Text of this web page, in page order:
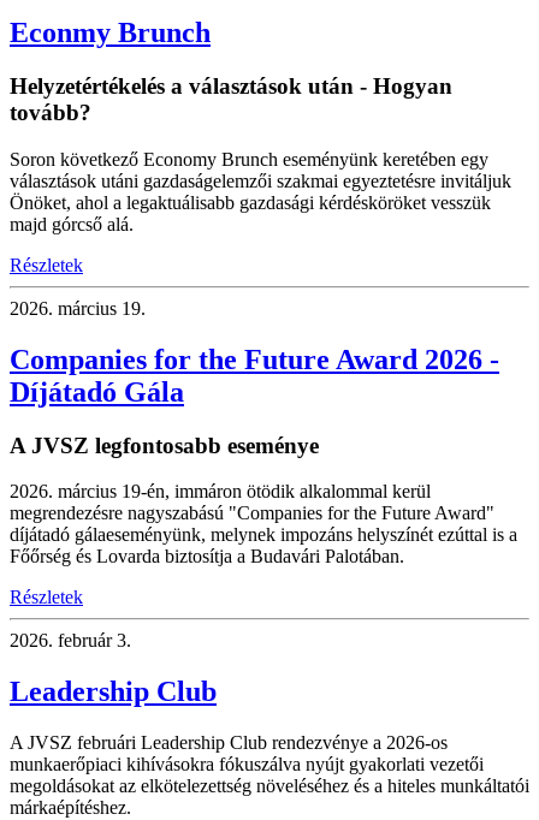
Econmy Brunch
Helyzetértékelés a választások után - Hogyan
tovább?
Soron következő Economy Brunch eseményünk keretében egy
választások utáni gazdaságelemzői szakmai egyeztetésre invitáljuk
Önöket, ahol a legaktuálisabb gazdasági kérdésköröket vesszük
majd górcső alá.
Részletek
2026. március 19.
Companies for the Future Award 2026 -
Díjátadó Gála
A JVSZ legfontosabb eseménye
2026. március 19-én, immáron ötödik alkalommal kerül
megrendezésre nagyszabású "Companies for the Future Award"
díjátadó gálaeseményünk, melynek impozáns helyszínét ezúttal is a
Főőrség és Lovarda biztosítja a Budavári Palotában.
Részletek
2026. február 3.
Leadership Club
A JVSZ februári Leadership Club rendezvénye a 2026-os
munkaerőpiaci kihívásokra fókuszálva nyújt gyakorlati vezetői
megoldásokat az elkötelezettség növeléséhez és a hiteles munkáltatói
márkaépítéshez.